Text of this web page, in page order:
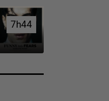
7h44
7h44